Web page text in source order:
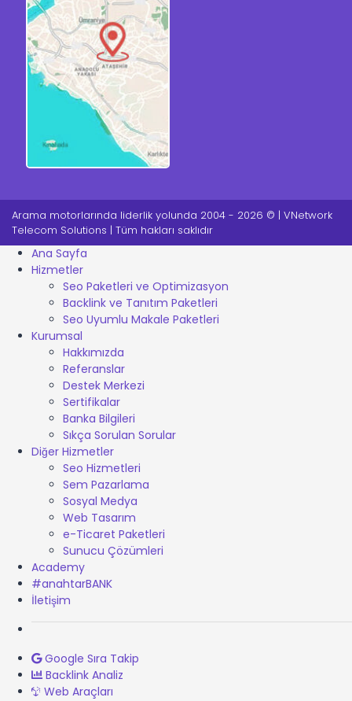
Arama motorlarında liderlik yolunda 2004 - 2026 © | VNetwork
Telecom Solutions | Tüm hakları saklıdır
Ana Sayfa
Hizmetler
Seo Paketleri ve Optimizasyon
Backlink ve Tanıtım Paketleri
Seo Uyumlu Makale Paketleri
Kurumsal
Hakkımızda
Referanslar
Destek Merkezi
Sertifikalar
Banka Bilgileri
Sıkça Sorulan Sorular
Diğer Hizmetler
Seo Hizmetleri
Sem Pazarlama
Sosyal Medya
Web Tasarım
e-Ticaret Paketleri
Sunucu Çözümleri
Academy
#anahtarBANK
İletişim
Google Sıra Takip
Backlink Analiz
Web Araçları